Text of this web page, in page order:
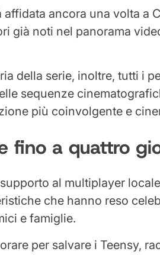
ancora una volta a
già noti nel panorama
della serie, inoltre, tutti i
sequenze
più coinvolgente e
fino a quattro
al multiplayer
che hanno reso
e famiglie.
per salvare i Teensy,